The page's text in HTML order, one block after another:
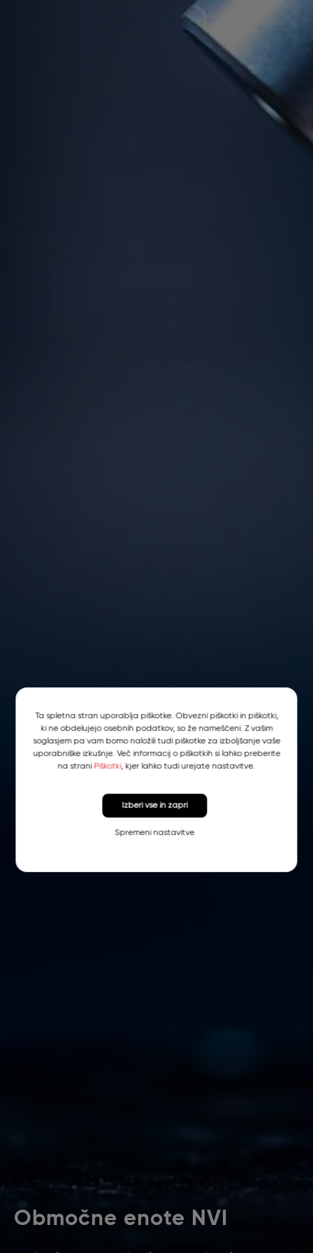
Območne enote NVI
Ta spletna stran uporablja piškotke. Obvezni piškotki in piškotki,
ki ne obdelujejo osebnih podatkov, so že nameščeni. Z vašim
soglasjem pa vam bomo naložili tudi piškotke za izboljšanje vaše
uporabniške izkušnje. Več informacij o piškotkih si lahko preberite
na strani Piškotki, kjer lahko tudi urejate nastavitve.
Spremeni nastavitve
Izberi vse in zapri